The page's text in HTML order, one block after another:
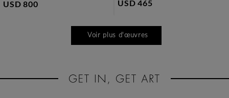
USD 800 USD 465
Voir plus d'œuvres